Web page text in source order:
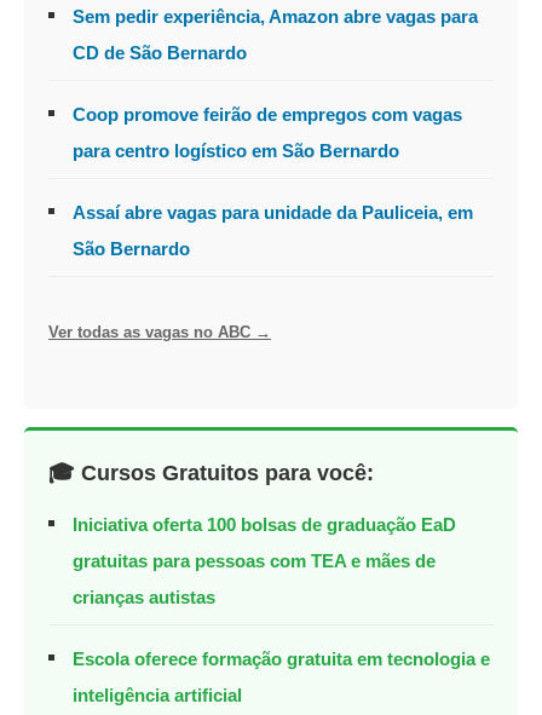
Sem pedir experiência, Amazon abre vagas para
CD de São Bernardo
Coop promove feirão de empregos com vagas
para centro logístico em São Bernardo
Assaí abre vagas para unidade da Pauliceia, em
São Bernardo
Ver todas as vagas no ABC →
🎓 Cursos Gratuitos para você:
Iniciativa oferta 100 bolsas de graduação EaD
gratuitas para pessoas com TEA e mães de
crianças autistas
Escola oferece formação gratuita em tecnologia e
inteligência artificial